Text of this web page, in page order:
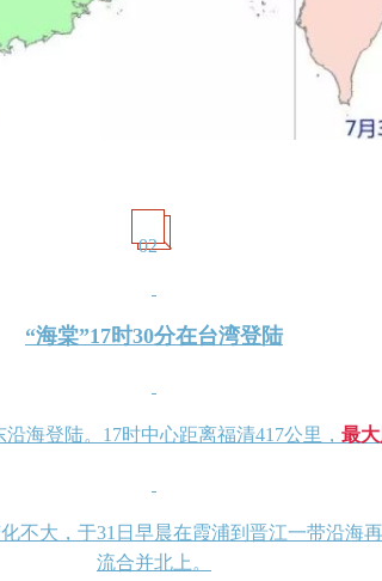
02
“海棠”17时30分在台湾登陆
海登陆。17时中心距离福清417公里， 最大
不大，于31日早晨在霞浦到晋江一带沿海
流合并北上。